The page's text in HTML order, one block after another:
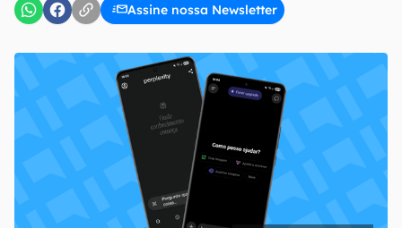
Assine nossa Newsletter
Confirmo que li, aceito e concordo com os